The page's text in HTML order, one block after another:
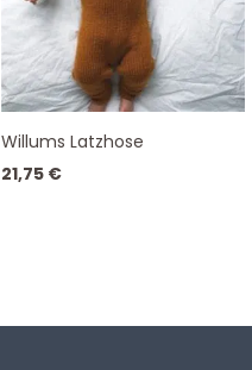
Willums Latzhose
21,75 €